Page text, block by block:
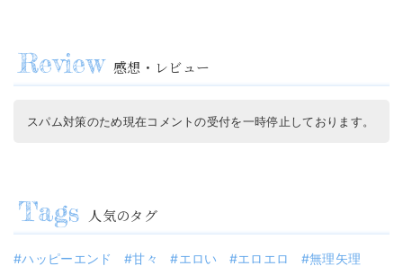
感想・レビュー
スパム対策のため現在コメントの受付を一時停止しております。
人気のタグ
ハッピーエンド 甘々 エロい エロエロ
無理矢理